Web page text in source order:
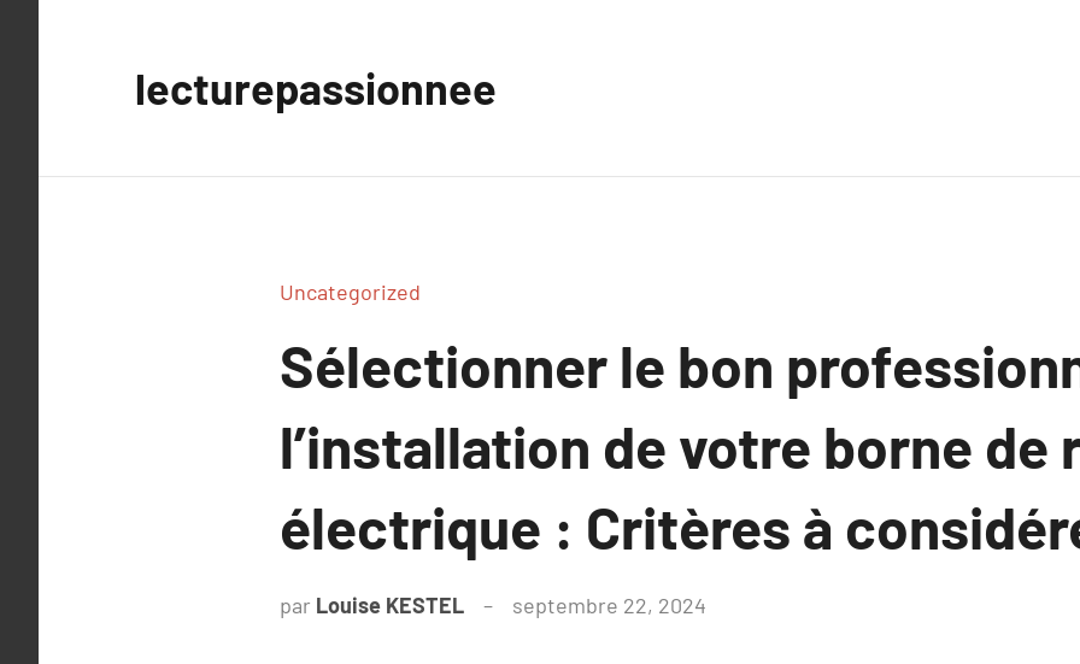
lecturepassionnee
Uncategorized
Sélectionner le bon
l’installation de votre borne de
électrique : Critères à
par Louise KESTEL septembre 22, 2024